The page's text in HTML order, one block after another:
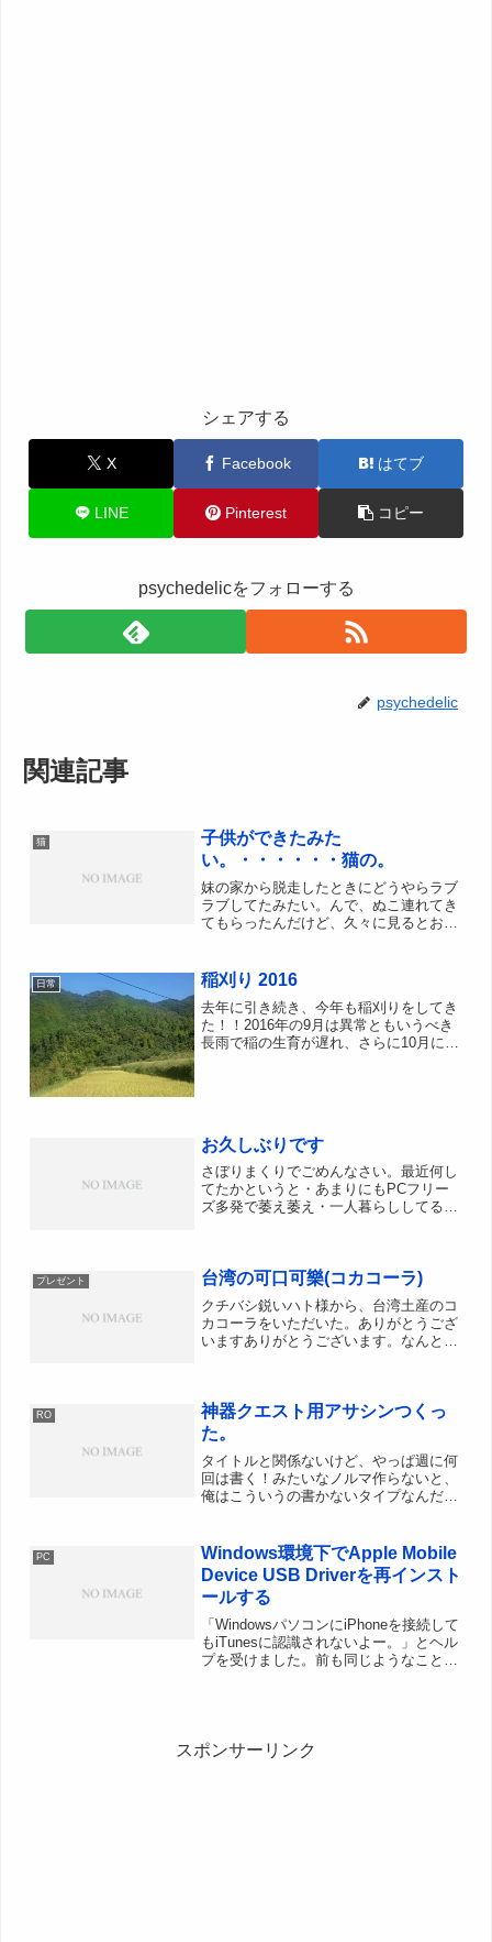
シェアする
X Facebook はてブ
LINE Pinterest コピー
psychedelicをフォローする
psychedelic
関連記事
猫
子供ができたみた
い。・・・・・・猫の。
妹の家から脱走したときにどうやらラブ
ラブしてたみたい。んで、ぬこ連れてき
てもらったんだけど、久々に見るとお腹
毛猫なので生まれる子猫はばらばらな柄
になるだろうなぁ。個人的...
日常 稲刈り 2016
去年に引き続き、今年も稲刈りをしてき
た！！2016年の9月は異常ともいうべき
長雨で稲の生育が遅れ、さらに10月に入
お久しぶりです
さぼりまくりでごめんなさい。最近何し
てたかというと・あまりにもPCフリー
ズ多発で萎え萎え・一人暮らししてる妹
して1週間･･･。まー...
プレゼント 台湾の可口可樂(コカコーラ)
クチバシ鋭いハト様から、台湾土産のコ
カコーラをいただいた。ありがとうござ
いますありがとうございます。なんと
考...
RO
神器クエスト用アサシンつくっ
た。
タイトルと関係ないけど、やっぱ週に何
回は書く！みたいなノルマ作らないと、
俺はこういうの書かないタイプなんだな
ィから開始して、最後のドワーフと「は
い！はい...
PC
Windows環境下でApple Mobile
Device USB Driverを再インスト
ールする
「WindowsパソコンにiPhoneを接続して
もiTunesに認識されないよー。」とヘル
プを受けました。前も同じようなことが
スポンサーリンク